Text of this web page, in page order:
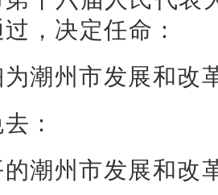
，决定任命：
潮州市发展和改
：
潮州市发展和改